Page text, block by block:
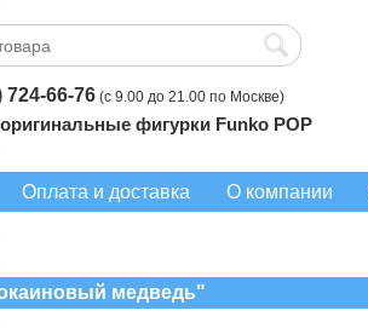
724-66-76 (с 9.00 до 21.00 по Москве)
фигурки Funko POP
Оплата и доставка О компании
медведь"